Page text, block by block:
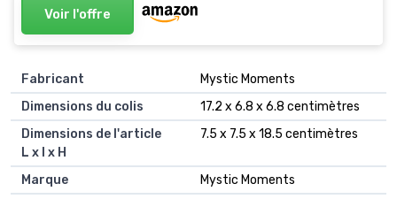
Voir l'offre
Fabricant
‎Mystic Moments
Dimensions du colis
‎17.2 x 6.8 x 6.8 centimètres
Dimensions de l'article
L x l x H
‎7.5 x 7.5 x 18.5 centimètres
Marque
‎Mystic Moments